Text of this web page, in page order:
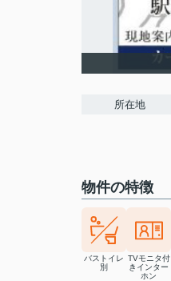
所在地
物件の特徴
バストイレ
別
TVモニタ付
きインター
ホン